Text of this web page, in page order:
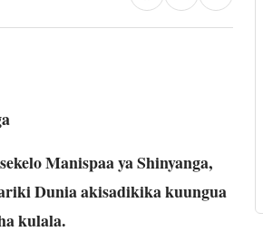
Manispaa ya Shinyanga,
Dunia akisadikika kuungua
kulala.